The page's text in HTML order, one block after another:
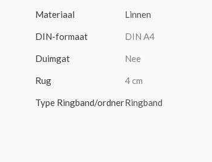
Materiaal Linnen
DIN-formaat DIN A4
Duimgat Nee
Rug 4 cm
Type Ringband/ordnerRingband